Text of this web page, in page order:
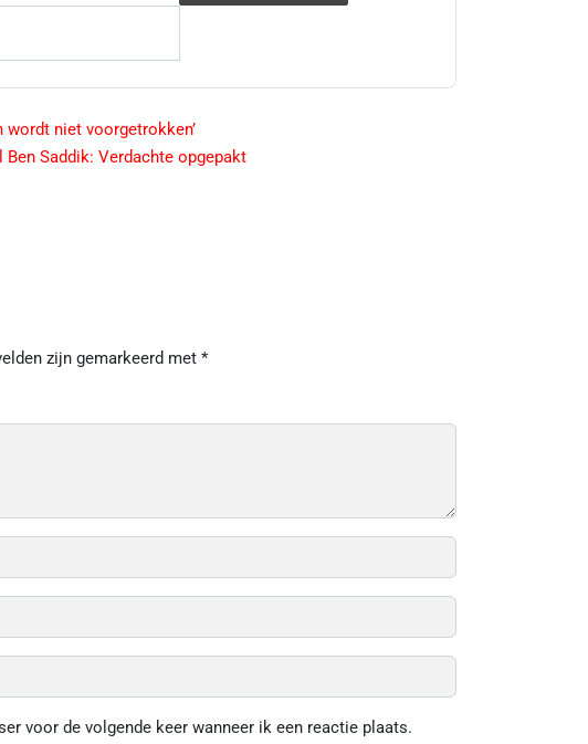
wordt niet voorgetrokken’
Saddik: Verdachte opgepakt
zijn gemarkeerd met *
voor de volgende keer wanneer ik een reactie plaats.